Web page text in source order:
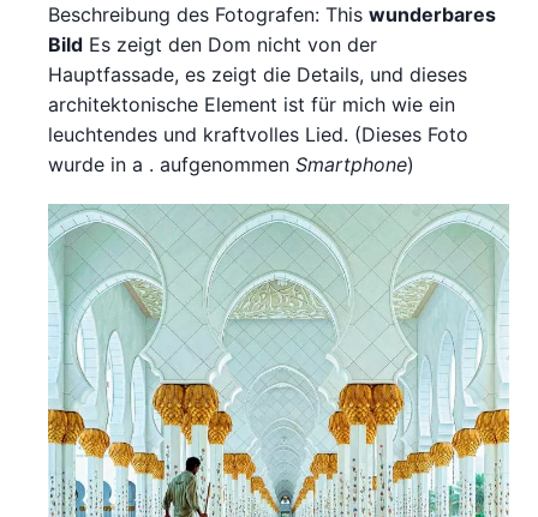
Beschreibung des Fotografen: This wunderbares
Bild Es zeigt den Dom nicht von der
Hauptfassade, es zeigt die Details, und dieses
architektonische Element ist für mich wie ein
leuchtendes und kraftvolles Lied. (Dieses Foto
wurde in a . aufgenommen Smartphone)